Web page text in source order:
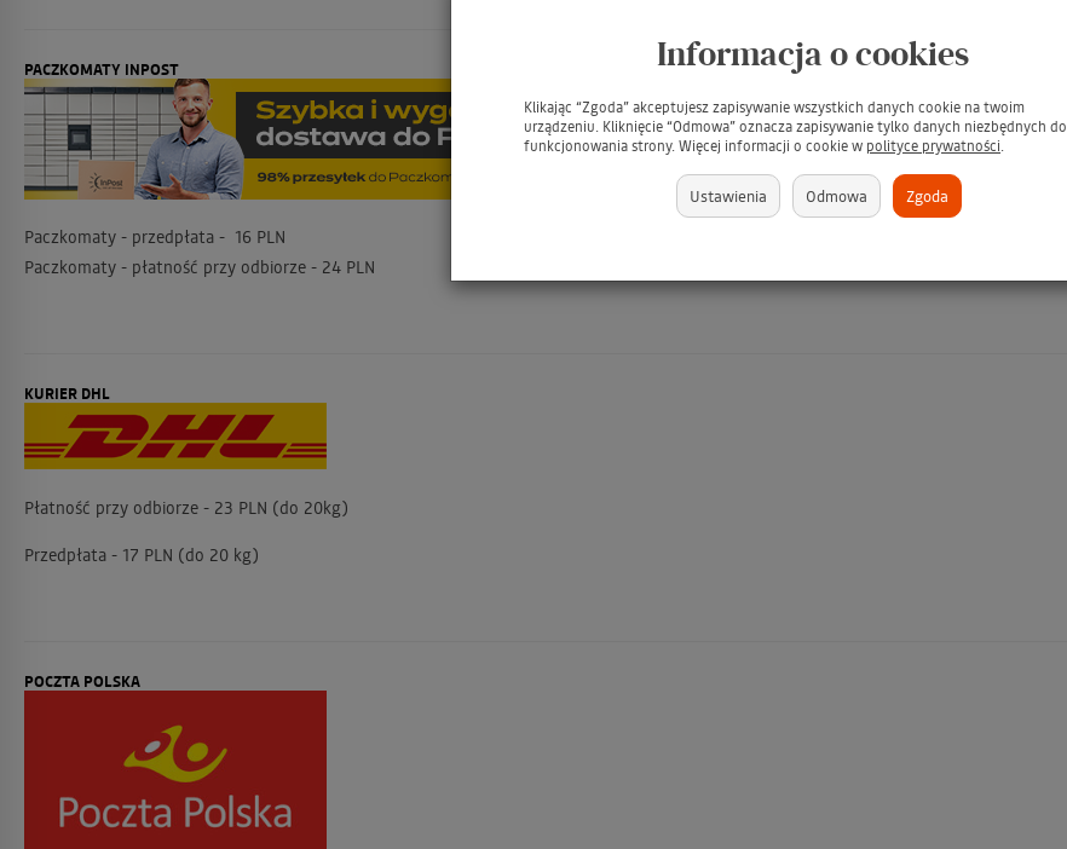
PACZKOMATY INPOST
Paczkomaty - przedpłata - 16 PLN
Paczkomaty - płatność przy odbiorze - 24 PLN
KURIER DHL
Płatność przy odbiorze - 23 PLN (do 20kg)
Przedpłata - 17 PLN (do 20 kg)
POCZTA POLSKA
Informacja o cookies
Klikając “Zgoda” akceptujesz zapisywanie wszystkich danych cookie na twoim
urządzeniu. Kliknięcie “Odmowa” oznacza zapisywanie tylko danych niezbędnych do
funkcjonowania strony. Więcej informacji o cookie w polityce prywatności.
Ustawienia Odmowa Zgoda